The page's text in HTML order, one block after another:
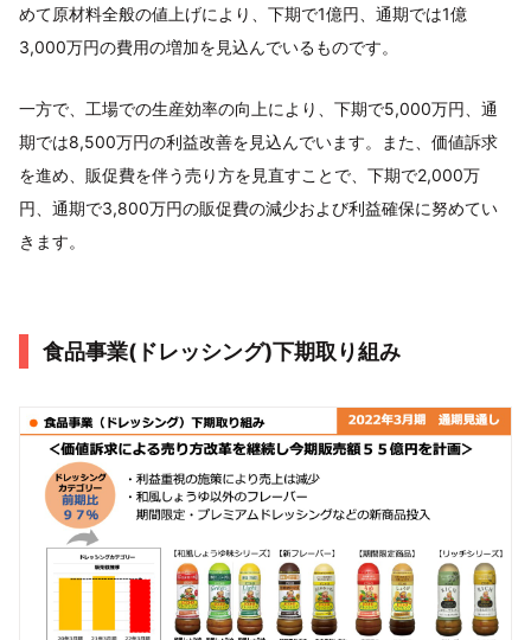
めて原材料全般の値上げにより、下期で1億円、通期では1億
3,000万円の費用の増加を見込んでいるものです。
一方で、工場での生産効率の向上により、下期で5,000万円、通
期では8,500万円の利益改善を見込んでいます。また、価値訴求
を進め、販促費を伴う売り方を見直すことで、下期で2,000万
円、通期で3,800万円の販促費の減少および利益確保に努めてい
きます。
食品事業(ドレッシング)下期取り組み